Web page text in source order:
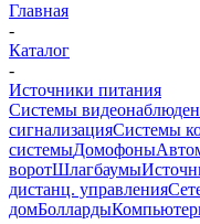
Главная
-
Каталог
-
Источники питания
Системы
сигнализацияСистемы
системыДомофоны
воротШлагбаумы
дистанц. управления
домБолларды